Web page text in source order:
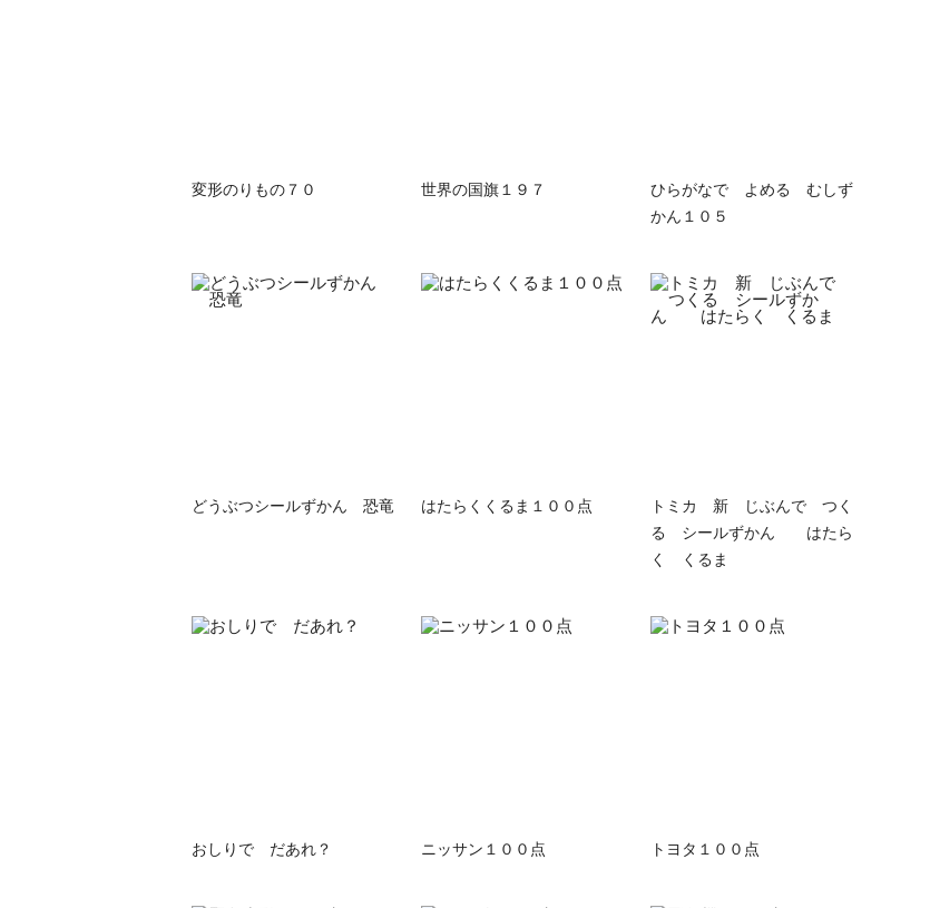
変形のりもの７０ 世界の国旗１９７
ひらがなで よめる むしず
かん１０５
どうぶつシールずかん 恐竜 はたらくくるま１００点
トミカ 新 じぶんで つく
る シールずかん はたら
く くるま
おしりで だあれ？ ニッサン１００点 トヨタ１００点